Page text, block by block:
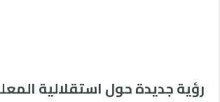
رؤية جديدة حول استقلالية